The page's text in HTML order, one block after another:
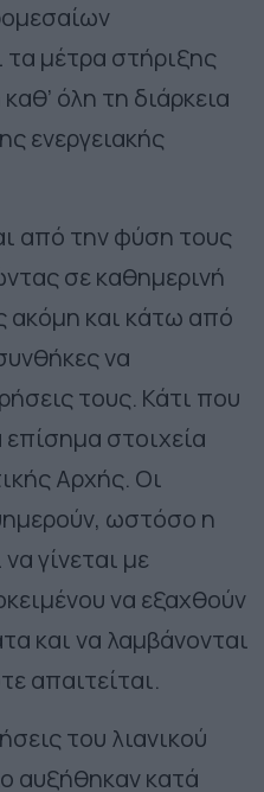
τα μέτρα στήριξης
όλη τη διάρκεια
ενεργειακής
από την φύση τους
σε καθημερινή
ακόμη και κάτω από
να
τους. Κάτι που
στοιχεία
Αρχής. Οι
ωστόσο η
γίνεται με
να εξαχθούν
και να λαμβάνονται
απαιτείται.
του λιανικού
αυξήθηκαν κατά